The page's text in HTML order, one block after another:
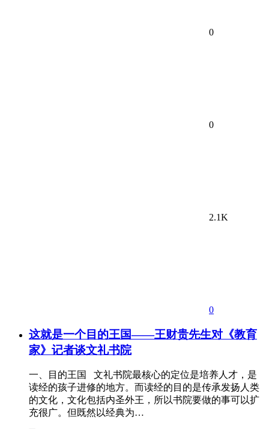
0
0
2.1K
0
这就是一个目的王国——王财贵先生对《教育
家》记者谈文礼书院
一、目的王国 文礼书院最核心的定位是培养人才，是
读经的孩子进修的地方。而读经的目的是传承发扬人类
的文化，文化包括内圣外王，所以书院要做的事可以扩
充很广。但既然以经典为…